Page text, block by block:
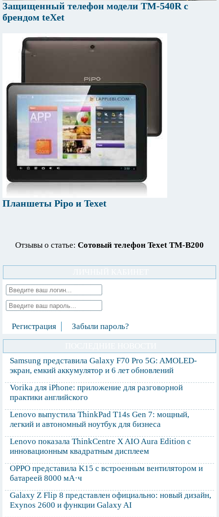
Защищенный телефон модели TM-540R с
брендом teXet
Планшеты Pipo и Texet
Отзывы о статье: Сотовый телефон Texet TM-B200
Регистрация Забыли пароль?
Samsung представила Galaxy F70 Pro 5G: AMOLED-
экран, емкий аккумулятор и 6 лет обновлений
Vorika для iPhone: приложение для разговорной
практики английского
Lenovo выпустила ThinkPad T14s Gen 7: мощный,
легкий и автономный ноутбук для бизнеса
Lenovo показала ThinkCentre X AIO Aura Edition с
инновационным квадратным дисплеем
OPPO представила K15 с встроенным вентилятором и
батареей 8000 мА·ч
Galaxy Z Flip 8 представлен официально: новый дизайн,
Exynos 2600 и функции Galaxy AI